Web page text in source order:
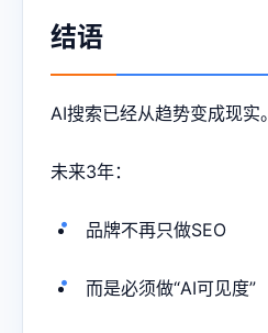
结语
AI搜索已经从趋势变成现实。
未来3年：
品牌不再只做SEO
而是必须做“AI可见度”